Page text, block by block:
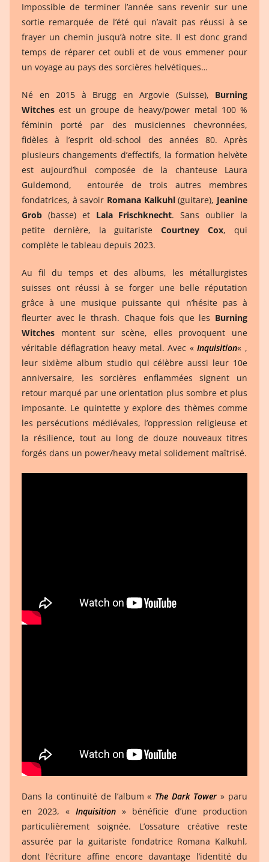
Impossible de terminer l’année sans revenir sur une
sortie remarquée de l’été qui n’avait pas réussi à se
frayer un chemin jusqu’à notre site. Il est donc grand
temps de réparer cet oubli et de vous emmener pour
un voyage au pays des sorcières helvétiques…
Né en 2015 à Brugg en Argovie (Suisse), Burning
Witches est un groupe de heavy/power metal 100 %
féminin porté par des musiciennes chevronnées,
fidèles à l’esprit old-school des années 80. Après
plusieurs changements d’effectifs, la formation helvète
est aujourd’hui composée de la chanteuse Laura
Guldemond, entourée de trois autres membres
fondatrices, à savoir Romana Kalkuhl(guitare), Jeanine
Grob (basse) et Lala Frischknecht. Sans oublier la
petite dernière, la guitaristeCourtney Cox, qui
complète le tableau depuis 2023.
Au fil du temps et des albums, les métallurgistes
suisses ont réussi à se forger une belle réputation
grâce à une musique puissante qui n’hésite pas à
fleurter avec le thrash. Chaque fois que les Burning
Witches montent sur scène, elles provoquent une
véritable déflagration heavy metal. Avec «Inquisition« ,
leur sixième album studio qui célèbre aussi leur 10e
anniversaire, les sorcières enflammées signent un
retour marqué par une orientation plus sombre et plus
imposante. Le quintette y explore des thèmes comme
les persécutions médiévales, l’oppression religieuse et
la résilience, tout au long de douze nouveaux titres
forgés dans un power/heavy metal solidement maîtrisé.
Dans la continuité de l’album « The Dark Tower » paru
en 2023, « Inquisition » bénéficie d’une production
particulièrement soignée. L’ossature créative reste
assurée par la guitariste fondatrice Romana Kalkuhl,
dont l’écriture affine encore davantage l’identité du